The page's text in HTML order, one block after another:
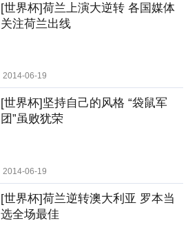
[世界杯]荷兰上演大逆转 各国媒体
关注荷兰出线
2014-06-19
[世界杯]坚持自己的风格 “袋鼠军
团”虽败犹荣
2014-06-19
[世界杯]荷兰逆转澳大利亚 罗本当
选全场最佳